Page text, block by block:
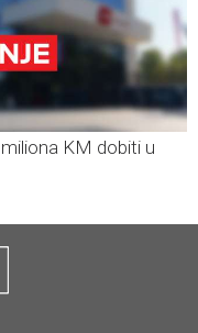
KM dobiti u